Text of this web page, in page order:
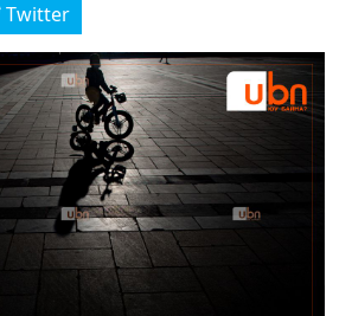
Twitter